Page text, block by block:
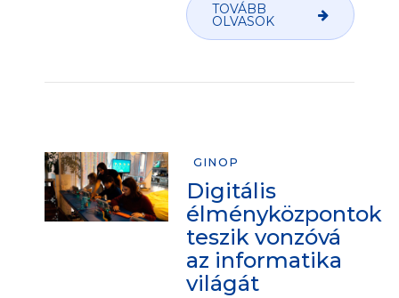
TOVÁBB
OLVASOK
GINOP
Digitális
élményközpontok
teszik vonzóvá
az informatika
világát